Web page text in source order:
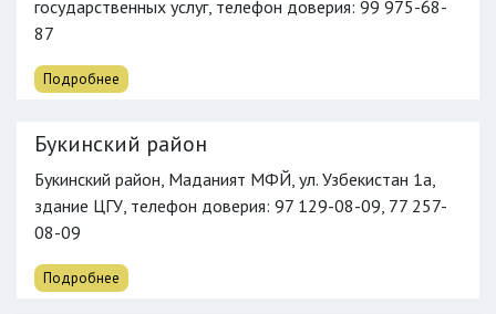
государственных услуг, телефон доверия: 99 975-68-
87
Подробнее
Букинский район
Букинский район, Маданият МФЙ, ул. Узбекистан 1а,
здание ЦГУ, телефон доверия: 97 129-08-09, 77 257-
08-09
Подробнее